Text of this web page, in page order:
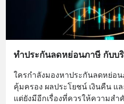
ทำประกันลดหย่อนภาษี กับบ
ใครกำลังมองหาประกันลดหย่อ
คุ้มครอง ผลประโยชน์​ เงินคืน แ
แต่ยังมีอีกเรื่องที่ควรให้ความส